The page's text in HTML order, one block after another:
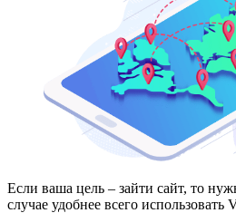
Если ваша цель – зайти сайт, то
случае удобнее всего использовать